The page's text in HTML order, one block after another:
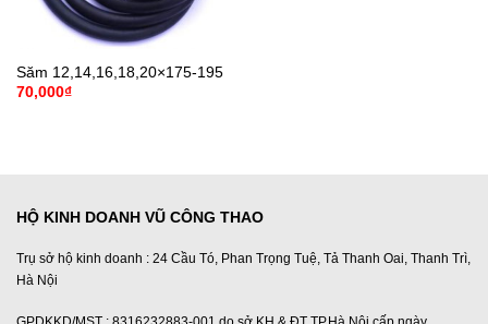
Săm 12,14,16,18,20×175-195
70,000₫
HỘ KINH DOANH VŨ CÔNG THAO
Trụ sở hộ kinh doanh : 24 Cầu Tó, Phan Trọng Tuệ, Tả Thanh Oai, Thanh Trì,
Hà Nội